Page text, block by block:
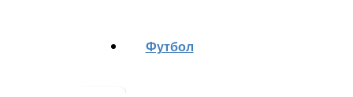
Футбол